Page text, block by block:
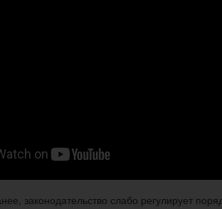
законодательство слабо регулирует